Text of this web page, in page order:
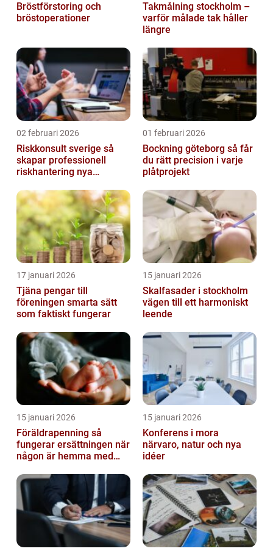
Bröstförstoring och
bröstoperationer
Takmålning stockholm –
varför målade tak håller
längre
02 februari 2026
Riskkonsult sverige så
skapar professionell
riskhantering nya
01 februari 2026
Bockning göteborg så får
du rätt precision i varje
plåtprojekt
17 januari 2026
Tjäna pengar till
föreningen smarta sätt
som faktiskt fungerar
15 januari 2026
Skalfasader i stockholm
vägen till ett harmoniskt
leende
15 januari 2026
Föräldrapenning så
fungerar ersättningen när
någon är hemma med
15 januari 2026
Konferens i mora
närvaro, natur och nya
idéer